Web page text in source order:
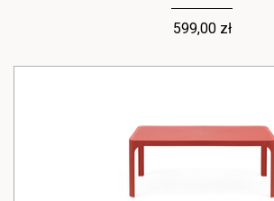
599,00 zł